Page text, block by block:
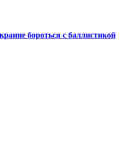
бороться с баллистикой